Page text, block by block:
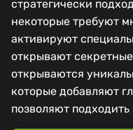
стратегически
некоторые требуют
активируют
открывают
открываются
которые добавляют
позволяют